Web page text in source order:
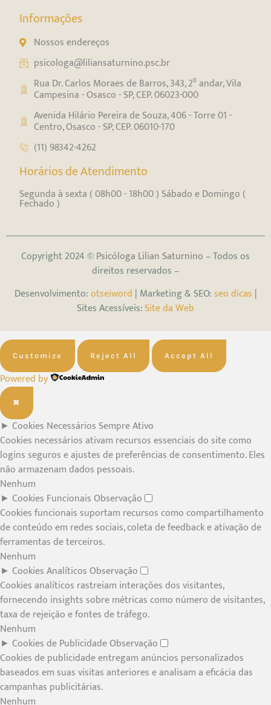
Informações
Nossos endereços
psicologa@liliansaturnino.psc.br
Rua Dr. Carlos Moraes de Barros, 343, 2⁰ andar, Vila
Campesina - Osasco - SP, CEP. 06023-000
Avenida Hilário Pereira de Souza, 406 - Torre 01 -
Centro, Osasco - SP, CEP. 06010-170
(11) 98342-4262
Horários de Atendimento
Segunda à sexta ( 08h00 - 18h00 ) Sábado e Domingo (
Fechado )
Copyright 2024 ©Psicóloga Lilian Saturnino – Todos os
direitos reservados –
Desenvolvimento:otseiword | Marketing & SEO:seo dicas |
Sites Acessíveis:Site da Web
Customize Reject All Accept All
Powered by
✖
► Cookies NecessáriosSempre Ativo
Cookies necessários ativam recursos essenciais do site como
logins seguros e ajustes de preferências de consentimento. Eles
não armazenam dados pessoais.
Nenhum
► Cookies FuncionaisObservação
Cookies funcionais suportam recursos como compartilhamento
de conteúdo em redes sociais, coleta de feedback e ativação de
ferramentas de terceiros.
Nenhum
► Cookies AnalíticosObservação
Cookies analíticos rastreiam interações dos visitantes,
fornecendo insights sobre métricas como número de visitantes,
taxa de rejeição e fontes de tráfego.
Nenhum
► Cookies de PublicidadeObservação
Cookies de publicidade entregam anúncios personalizados
baseados em suas visitas anteriores e analisam a eficácia das
campanhas publicitárias.